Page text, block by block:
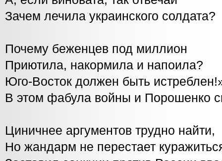
Зачем лечила украинского солдата?
Почему беженцев под миллион
Приютила, накормила и напоила?
Юго-Восток должен быть
В этом фабула войны и Порошенко
Циничнее аргументов трудно найти,
Но жандарм не перестает